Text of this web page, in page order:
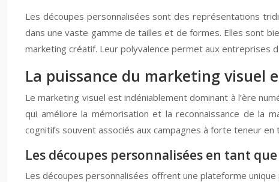
Les découpes personnalisées sont des représentations
dans une vaste gamme de tailles et de formes. Elles sont
marketing créatif. Leur polyvalence permet aux entreprises
La puissance du marketing visuel
Le marketing visuel est indéniablement dominant à l’ère
qui améliore la mémorisation et la reconnaissance de la
cognitifs souvent associés aux campagnes à forte teneur
Les découpes personnalisées en tant
Les découpes personnalisées offrent une plateforme